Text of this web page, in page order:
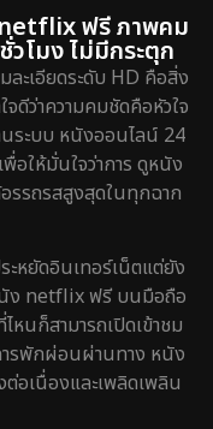
ฟรี ภาพคม
โมง ไม่มีกระตุก
ะเอียดระดับ HD คือสิ่ง
จดีว่าความคมชัดคือหัวใจ
ระบบ หนังออนไลน์ 24
อให้มั่นใจว่าการ ดูหนัง
รรถรสสูงสุดในทุกฉาก
หยัดอินเทอร์เน็ตแต่ยัง
นัง netflix ฟรี บนมือถือ
หนก็สามารถเปิดเข้าชม
รพักผ่อนผ่านทาง หนัง
อเนื่องและเพลิดเพลิน